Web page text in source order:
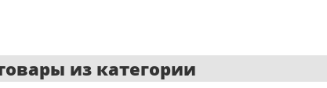
из категории